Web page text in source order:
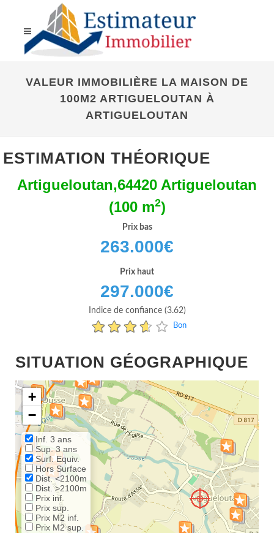
VALEUR IMMOBILIÈRE LA MAISON DE
100M2 ARTIGUELOUTAN À
ARTIGUELOUTAN
ESTIMATION THÉORIQUE
Artigueloutan,64420 Artigueloutan
(100 m2)
Prix bas
263.000€
Prix haut
297.000€
Indice de confiance (3.62)
Bon
SITUATION GÉOGRAPHIQUE
+
−
Inf. 3 ans
Sup. 3 ans
Surf. Equiv.
Hors Surface
Dist. <2100m
Dist. >2100m
Prix inf.
Prix sup.
Prix M2 inf.
Prix M2 sup.